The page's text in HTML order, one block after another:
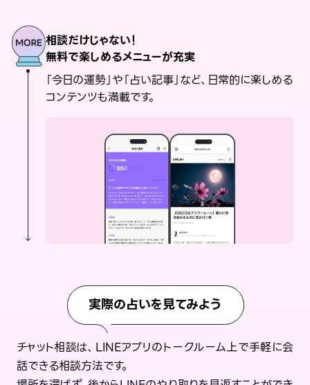
相談だけじゃない！
無料で楽しめるメニューが充実
「今日の運勢」や「占い記事」など、日常的に楽しめる
コンテンツも満載です。
実際の占いを見てみよう
チャット相談は、LINEアプリのトークルーム上で手軽に会
話できる相談方法です。